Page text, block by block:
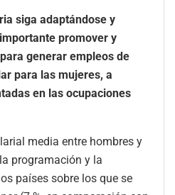
siga adaptándose y
promover y
generar empleos de
para las mujeres, a
en las ocupaciones
media entre hombres y
programación y la
países sobre los que se